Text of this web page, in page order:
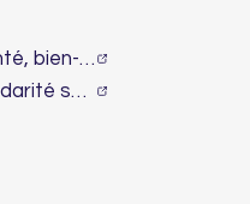
Santé, bien-être & handicap
Solidarité sociale & humanitaire